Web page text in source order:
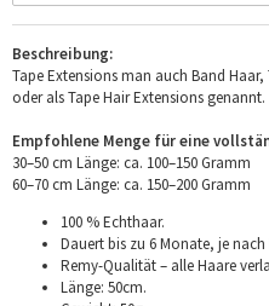
Beschreibung:
Tape Extensions man auch Band
oder als Tape Hair Extensions genannt.
Empfohlene Menge für eine
30–50 cm Länge: ca. 100–150 Gramm
60–70 cm Länge: ca. 150–200 Gramm
100 % Echthaar.
Dauert bis zu 6 Monate, je nach
Remy-Qualität – alle Haare
Länge: 50cm.